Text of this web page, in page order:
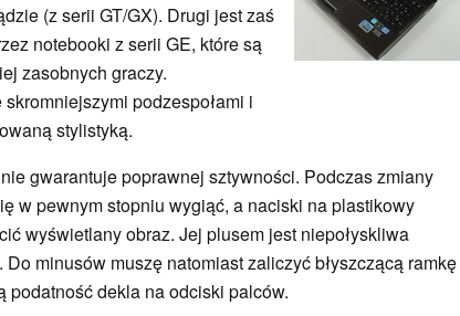
(z serii GT/GX). Drugi jest zaś
notebooki z serii GE, które są
zasobnych graczy.
podzespołami i
stylistyką.
gwarantuje poprawnej sztywności. Podczas zmiany
w pewnym stopniu wygiąć, a naciski na plastikowy
wyświetlany obraz. Jej plusem jest niepołyskliwa
minusów muszę natomiast zaliczyć błyszczącą ramkę
podatność dekla na odciski palców.